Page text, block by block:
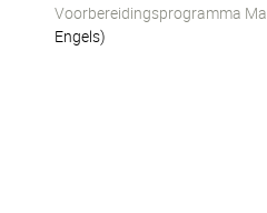
Voorbereidingsprogramma
Engels)